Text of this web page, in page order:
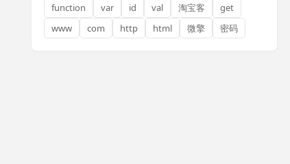
function
var id val 淘宝客
get
www
com http html 微擎 密码